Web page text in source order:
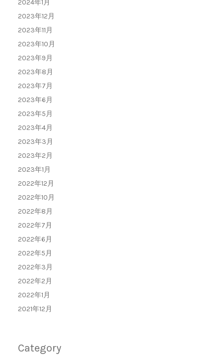
2024年1月
2023年12月
2023年11月
2023年10月
2023年9月
2023年8月
2023年7月
2023年6月
2023年5月
2023年4月
2023年3月
2023年2月
2023年1月
2022年12月
2022年10月
2022年8月
2022年7月
2022年6月
2022年5月
2022年3月
2022年2月
2022年1月
2021年12月
Category